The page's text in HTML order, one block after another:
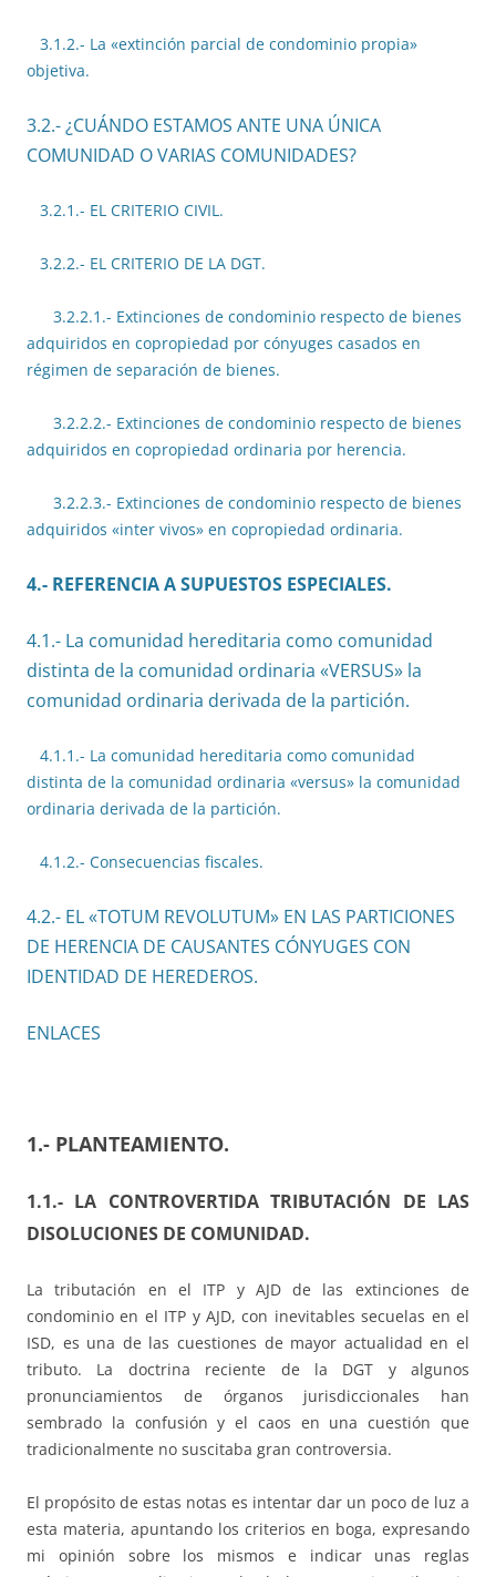
3.1.2.- La «extinción parcial de condominio propia»
objetiva.
3.2.- ¿CUÁNDO ESTAMOS ANTE UNA ÚNICA
COMUNIDAD O VARIAS COMUNIDADES?
3.2.1.- EL CRITERIO CIVIL.
3.2.2.- EL CRITERIO DE LA DGT.
3.2.2.1.- Extinciones de condominio respecto de bienes
adquiridos en copropiedad por cónyuges casados en
régimen de separación de bienes.
3.2.2.2.- Extinciones de condominio respecto de bienes
adquiridos en copropiedad ordinaria por herencia.
3.2.2.3.- Extinciones de condominio respecto de bienes
adquiridos «inter vivos» en copropiedad ordinaria.
4.- REFERENCIA A SUPUESTOS ESPECIALES.
4.1.- La comunidad hereditaria como comunidad
distinta de la comunidad ordinaria «VERSUS» la
comunidad ordinaria derivada de la partición.
4.1.1.- La comunidad hereditaria como comunidad
distinta de la comunidad ordinaria «versus» la comunidad
ordinaria derivada de la partición.
4.1.2.- Consecuencias fiscales.
4.2.- EL «TOTUM REVOLUTUM» EN LAS PARTICIONES
DE HERENCIA DE CAUSANTES CÓNYUGES CON
IDENTIDAD DE HEREDEROS.
ENLACES
1.- PLANTEAMIENTO.
1.1.- LA CONTROVERTIDA TRIBUTACIÓN DE LAS
DISOLUCIONES DE COMUNIDAD.
La tributación en el ITP y AJD de las extinciones de
condominio en el ITP y AJD, con inevitables secuelas en el
ISD, es una de las cuestiones de mayor actualidad en el
tributo. La doctrina reciente de la DGT y algunos
pronunciamientos de órganos jurisdiccionales han
sembrado la confusión y el caos en una cuestión que
tradicionalmente no suscitaba gran controversia.
El propósito de estas notas es intentar dar un poco de luz a
esta materia, apuntando los criterios en boga, expresando
mi opinión sobre los mismos e indicar unas reglas